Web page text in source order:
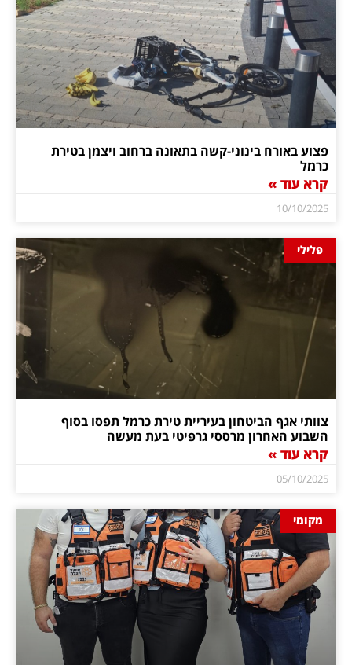
פצוע באורח בינוני-קשה בתאונה ברחוב ויצמן בטירת
כרמל
קרא עוד »
10/10/2025
פלילי
צוותי אגף הביטחון בעיריית טירת כרמל תפסו בסוף
השבוע האחרון מרססי גרפיטי בעת מעשה
קרא עוד »
05/10/2025
מקומי